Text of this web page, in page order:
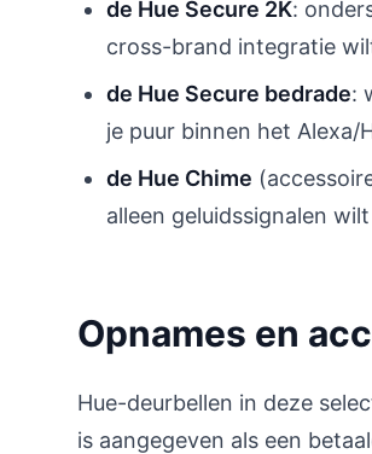
de Hue Secure 2K:
cross-brand integratie
de Hue Secure bedrade:
je puur binnen het Alexa/
de Hue Chime
alleen geluidssignalen
Opnames en
Hue-deurbellen in deze
is aangegeven als een